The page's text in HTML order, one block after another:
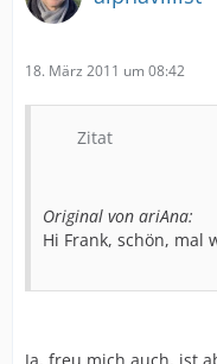
18. März 2011 um 08:42
Zitat
Original von ariAna:
Hi Frank, schön, mal